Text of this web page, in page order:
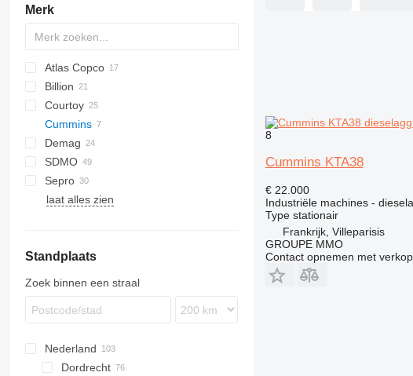
Merk
VZ
Atlas Copco
GA
QAS
QES
XAHS
XAS
XATS
XAVS
GFS
Billion
G-series
FZ
C-series
H-series
Courtoy
Cummins
C-series
C55
KTA
KTA38
KTA50
DMU
Demag
G-series
P-series
SM
AFC
BQ
ST
VMX
TS
AS
M-series
B-series
HD
LE
K-series
T-series
HQR
Integrex
VTC
Big Blue
ES
SDMO
J-series
MS
Sepro
laat alles zien
Standplaats
Zoek binnen een straal
Nederland
Dordrecht
8
Cummins KTA38
€ 22.000
Industriële machines -
Type stationair
Frankrijk, Villeparisis
GROUPE MMO
Contact opnemen met